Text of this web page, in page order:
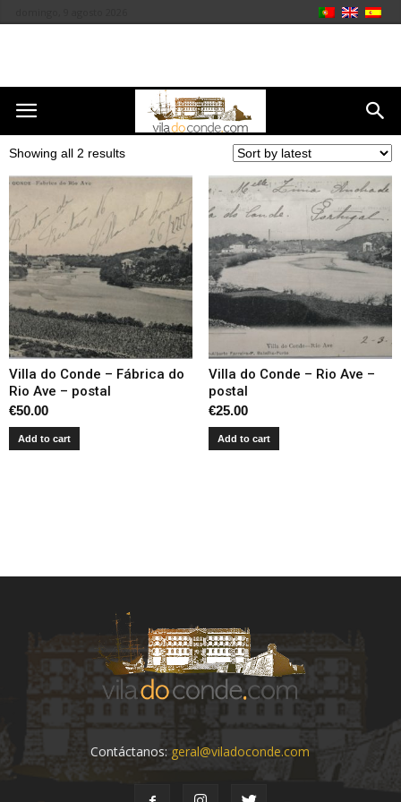
Showing all 2 results
Villa do Conde – Fábrica do
Rio Ave – postal
€50.00
Add to cart
Villa do Conde – Rio Ave –
postal
€25.00
Add to cart
Contáctanos:geral@viladoconde.com